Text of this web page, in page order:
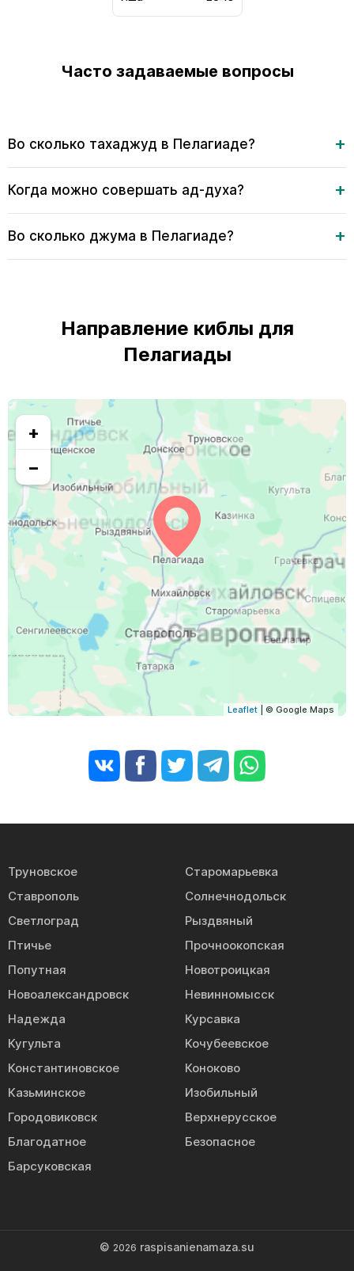
Часто задаваемые вопросы
Во сколько тахаджуд в Пелагиаде?
Когда можно совершать ад-духа?
Во сколько джума в Пелагиаде?
Направление киблы для
Пелагиады
+
−
Leaflet | © Google Maps
Труновское
Старомарьевка
Ставрополь
Солнечнодольск
Светлоград
Рыздвяный
Птичье
Прочноокопская
Попутная
Новотроицкая
Новоалександровск
Невинномысск
Надежда
Курсавка
Кугульта
Кочубеевское
Константиновское
Коноково
Казьминское
Изобильный
Городовиковск
Верхнерусское
Благодатное
Безопасное
Барсуковская
© 2026 raspisanienamaza.su